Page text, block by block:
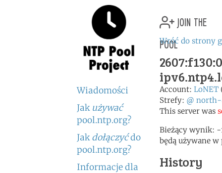
Wiadomości
Jak używać
pool.ntp.org?
Jakdołączyćdo
pool.ntp.org?
Informacje dla
join the
pool
Wróć do strony
Account: LoNET
Strefy: @ north-
This server was
Bieżący wynik:
będą używane
History